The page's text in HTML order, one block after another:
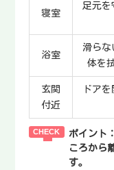
寝室
足元
浴室
滑ら
体を
玄関
付近
ドア
ポイント：
ころから
す。